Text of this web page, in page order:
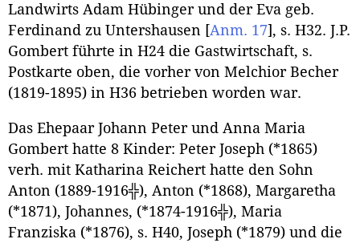
Landwirts Adam Hübinger und der Eva geb.
Ferdinand zu Untershausen [Anm. 17] , s. H32. J.P.
Gombert führte in H24 die Gastwirtschaft, s.
Postkarte oben, die vorher von Melchior Becher
(1819-1895) in H36 betrieben worden war.
Das Ehepaar Johann Peter und Anna Maria
Gombert hatte 8 Kinder: Peter Joseph (*1865)
verh. mit Katharina Reichert hatte den Sohn
Anton (1889-1916╬), Anton (*1868), Margaretha
(*1871), Johannes, (*1874-1916╬), Maria
Franziska (*1876), s. H40, Joseph (*1879) und die